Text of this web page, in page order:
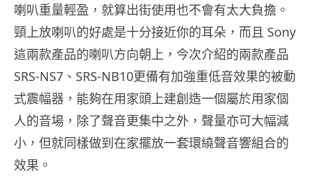
喇叭重量輕盈，就算出街使用也不會有太大負擔。
頸上放喇叭的好處是十分接近你的耳朵，而且 Sony
這兩款產品的喇叭方向朝上，今次介紹的兩款產品
SRS-NS7、SRS-NB10更備有加強重低音效果的被動
式震幅器，能夠在用家頭上建創造一個屬於用家個
人的音場，除了聲音更集中之外，聲量亦可大幅減
小，但就同樣做到在家擺放一套環繞聲音響組合的
效果。